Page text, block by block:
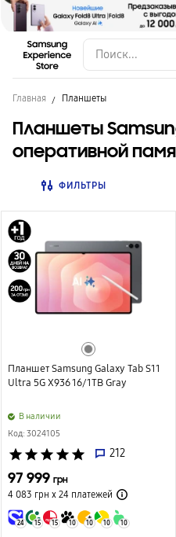
Главная Планшеты
Планшеты
оперативной
ФИЛЬТРЫ
Планшет Samsung Galaxy Tab S11
Ultra 5G X936 16/1TB Gray
B наличии
Код: 3024105
star star star star star 212
97 999 грн
4 083 грн х 24 платежей
24 15 15 10 10 10 10